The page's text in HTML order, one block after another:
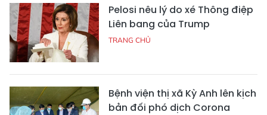
Pelosi nêu lý do xé Thông điệp
Liên bang của Trump
TRANG CHỦ
Bệnh viện thị xã Kỳ Anh lên kịch
bản đối phó dịch Corona